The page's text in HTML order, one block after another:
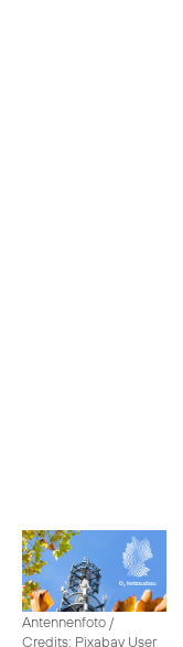
Antennenfoto /
Credits: Pixabay User